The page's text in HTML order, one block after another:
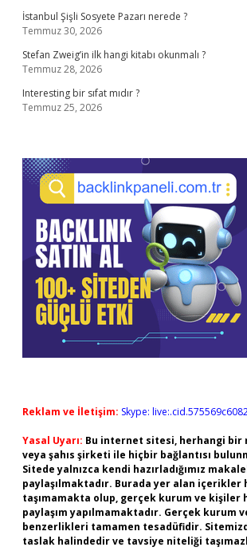
İstanbul Şişli Sosyete Pazarı nerede ?
Temmuz 30, 2026
Stefan Zweig’in ilk hangi kitabı okunmalı ?
Temmuz 28, 2026
Interesting bir sıfat mıdır ?
Temmuz 25, 2026
Reklam ve İletişim: Skype:
Yasal Uyarı: Bu internet sitesi, herhangi bir
veya şahıs şirketi ile hiçbir bağlantısı
Sitede yalnızca kendi hazırladığımız
paylaşılmaktadır. Burada yer alan içerikler
taşımamakta olup, gerçek kurum ve kişiler
paylaşım yapılmamaktadır. Gerçek kurum
benzerlikleri tamamen tesadüfidir.
taslak halindedir ve tavsiye niteliği